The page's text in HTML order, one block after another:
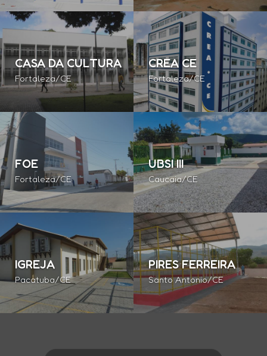
CASA DA CULTURA
Fortaleza/CE
CREA CE
Fortaleza/CE
FOE
Fortaleza/CE
UBSI III
Caucaia/CE
IGREJA
Pacatuba/CE
PIRES FERREIRA
Santo Antonio/CE